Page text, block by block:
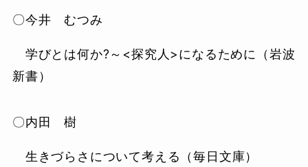
〇今井 むつみ
学びとは何か?～<探究人>になるために（岩波
新書）
〇内田 樹
生きづらさについて考える（毎日文庫）